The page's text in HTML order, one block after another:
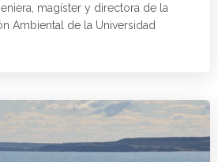
magíster y directora de la
Ambiental de la Universidad